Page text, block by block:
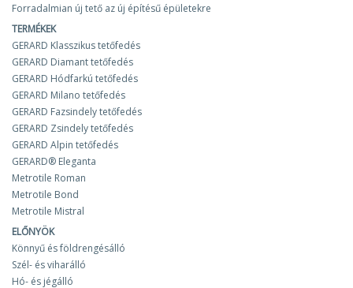
Forradalmian új tető az új építésű épületekre
TERMÉKEK
GERARD Klasszikus tetőfedés
GERARD Diamant tetőfedés
GERARD Hódfarkú tetőfedés
GERARD Milano tetőfedés
GERARD Fazsindely tetőfedés
GERARD Zsindely tetőfedés
GERARD Alpin tetőfedés
GERARD® Eleganta
Metrotile Roman
Metrotile Bond
Metrotile Mistral
ELŐNYÖK
Könnyű és földrengésálló
Szél- és viharálló
Hó- és jégálló